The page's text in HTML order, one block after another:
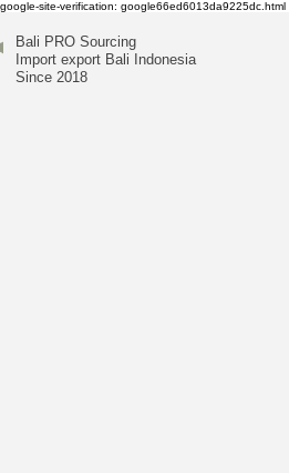
google-site-verification: google66ed6013da9225dc.html
Bali PRO Sourcing
Import export Bali Indonesia
Since 2018